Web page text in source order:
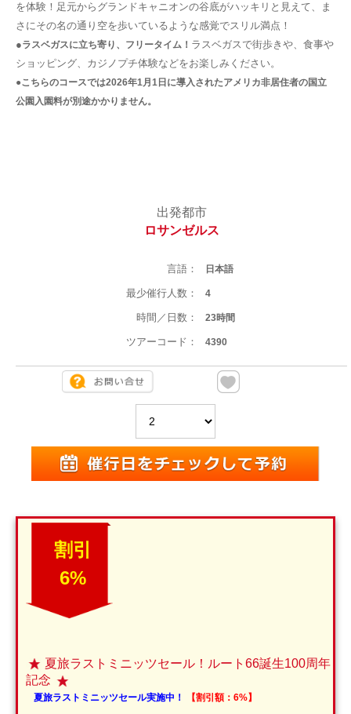
を体験！足元からグランドキャニオンの谷底がハッキリと見えて、ま
さにその名の通り空を歩いているような感覚でスリル満点！
●ラスベガスに立ち寄り、フリータイム！ ラスベガスで街歩きや、食事や
ショッピング、カジノプチ体験などをお楽しみください。
●こちらのコースでは2026年1月1日に導入されたアメリカ非居住者の国立
公園入園料が別途かかりません。
出発都市
ロサンゼルス
言語： 日本語
最少催行人数： 4
時間／日数： 23時間
ツアーコード： 4390
割引
6%
夏旅ラストミニッツセール！ルート66誕生100周年
記念
夏旅ラストミニッツセール実施中！ 【割引額：6%】